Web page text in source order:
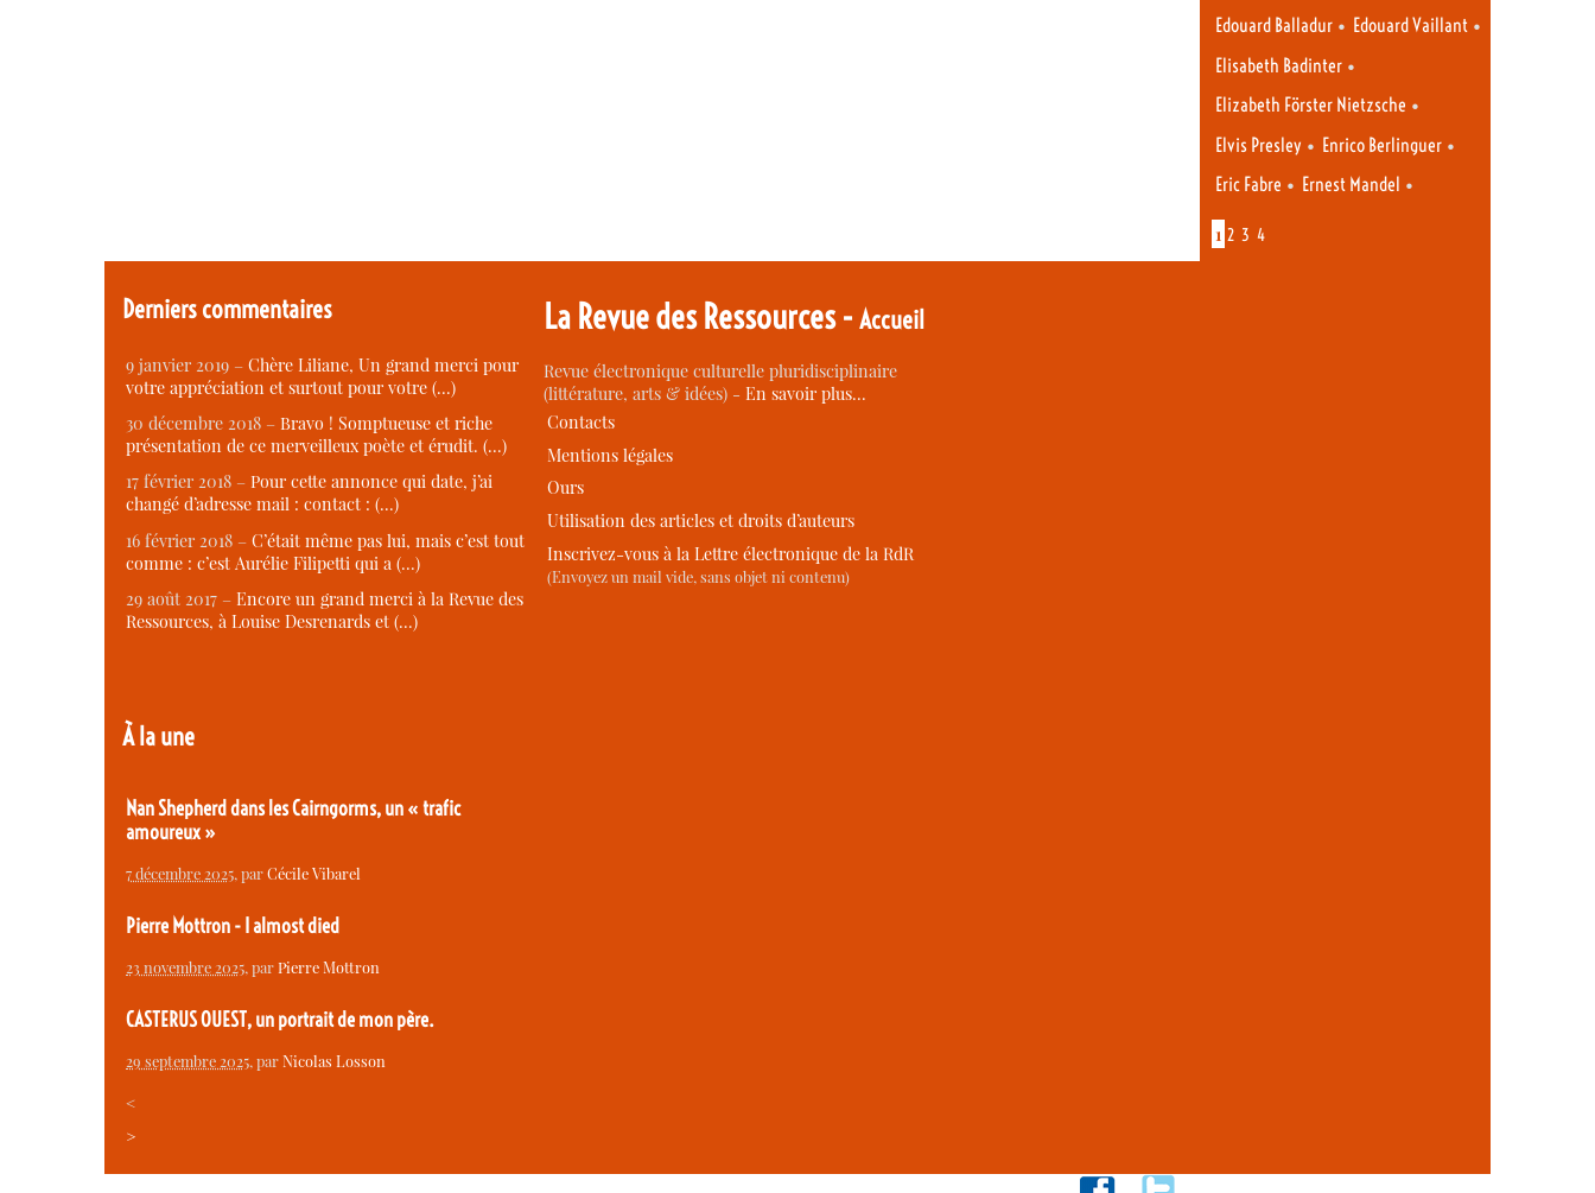
Edouard Balladur • Edouard Vaillant •
Elisabeth Badinter •
Elizabeth Förster Nietzsche •
Elvis Presley • Enrico Berlinguer •
Eric Fabre • Ernest Mandel •
1 2 3 4
Derniers commentaires
9 janvier 2019 – Chère Liliane, Un grand merci pour
votre appréciation et surtout pour votre (…)
30 décembre 2018 – Bravo ! Somptueuse et riche
présentation de ce merveilleux poète et érudit. (…)
17 février 2018 – Pour cette annonce qui date, j’ai
changé d’adresse mail : contact : (…)
16 février 2018 – C’était même pas lui, mais c’est tout
comme : c’est Aurélie Filipetti qui a (…)
29 août 2017 – Encore un grand merci à la Revue des
Ressources, à Louise Desrenards et (…)
À la une
Nan Shepherd dans les Cairngorms, un « trafic
amoureux »
7 décembre 2025, parCécile Vibarel
Pierre Mottron - I almost died
23 novembre 2025, parPierre Mottron
CASTERUS OUEST, un portrait de mon père.
29 septembre 2025, parNicolas Losson
<
>
La Revue des Ressources -Accueil
Revue électronique culturelle pluridisciplinaire
(littérature, arts & idées) -En savoir plus…
Contacts
Mentions légales
Ours
Utilisation des articles et droits d’auteurs
Inscrivez-vous à la Lettre électronique de la RdR
(Envoyez un mail vide, sans objet ni contenu)